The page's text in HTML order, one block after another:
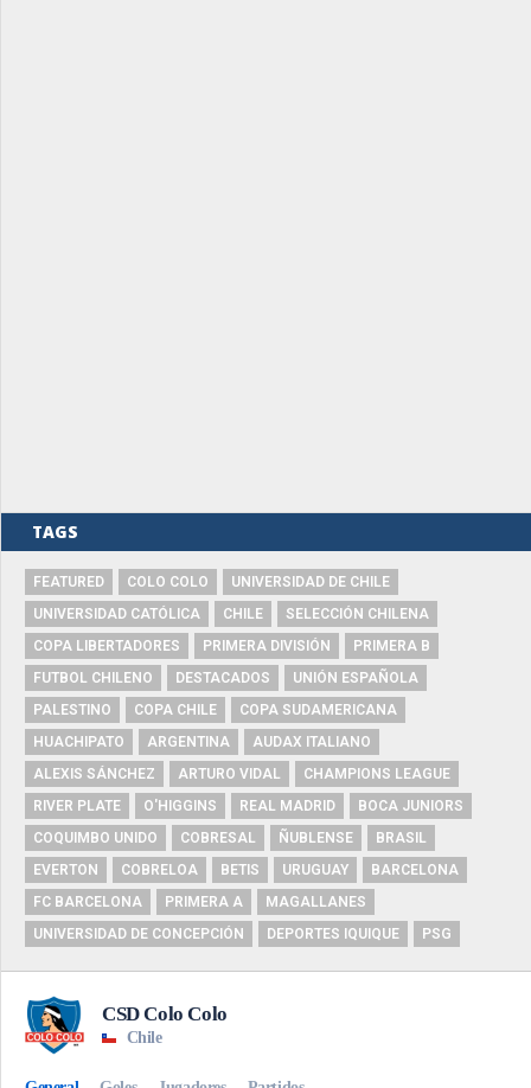
TAGS
FEATURED COLO COLO
UNIVERSIDAD DE CHILE
UNIVERSIDAD CATÓLICA
CHILE
SELECCIÓN CHILENA
COPA LIBERTADORES
PRIMERA DIVISIÓN
PRIMERA B
FUTBOL CHILENO
DESTACADOS
UNIÓN ESPAÑOLA
PALESTINO
COPA CHILE
COPA SUDAMERICANA
HUACHIPATO
ARGENTINA
AUDAX ITALIANO
ALEXIS SÁNCHEZ
ARTURO VIDAL
CHAMPIONS LEAGUE
RIVER PLATE
O'HIGGINS REAL MADRID
BOCA JUNIORS
COQUIMBO UNIDO
COBRESAL ÑUBLENSE
BRASIL
EVERTON
COBRELOA BETIS URUGUAY
BARCELONA
FC BARCELONA
PRIMERA A
MAGALLANES
UNIVERSIDAD DE CONCEPCIÓN
DEPORTES IQUIQUE PSG